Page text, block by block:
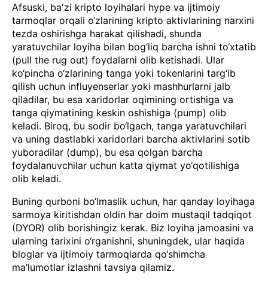
Afsuski, ba'zi kripto loyihalari hype va ijtimoiy
tarmoqlar orqali o‘zlarining kripto aktivlarining narxini
tezda oshirishga harakat qilishadi, shunda
yaratuvchilar loyiha bilan bog‘liq barcha ishni to‘xtatib
(pull the rug out) foydalarni olib ketishadi. Ular
ko‘pincha o‘zlarining tanga yoki tokenlarini targ‘ib
qilish uchun influyenserlar yoki mashhurlarni jalb
qiladilar, bu esa xaridorlar oqimining ortishiga va
tanga qiymatining keskin oshishiga (pump) olib
keladi. Biroq, bu sodir bo‘lgach, tanga yaratuvchilari
va uning dastlabki xaridorlari barcha aktivlarini sotib
yuboradilar (dump), bu esa qolgan barcha
foydalanuvchilar uchun katta qiymat yo‘qotilishiga
olib keladi.
Buning qurboni bo‘lmaslik uchun, har qanday loyihaga
sarmoya kiritishdan oldin har doim mustaqil tadqiqot
(DYOR) olib borishingiz kerak. Biz loyiha jamoasini va
ularning tarixini o‘rganishni, shuningdek, ular haqida
bloglar va ijtimoiy tarmoqlarda qo‘shimcha
ma’lumotlar izlashni tavsiya qilamiz.